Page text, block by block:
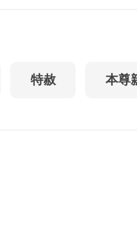
特赦 本尊